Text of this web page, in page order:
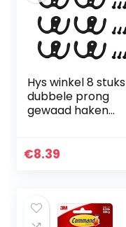
Hys winkel 8 stuks
dubbele prong
gewaad haken
kapstokken met
€8.39